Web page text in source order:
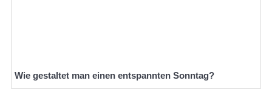
Wie gestaltet man einen entspannten Sonntag?